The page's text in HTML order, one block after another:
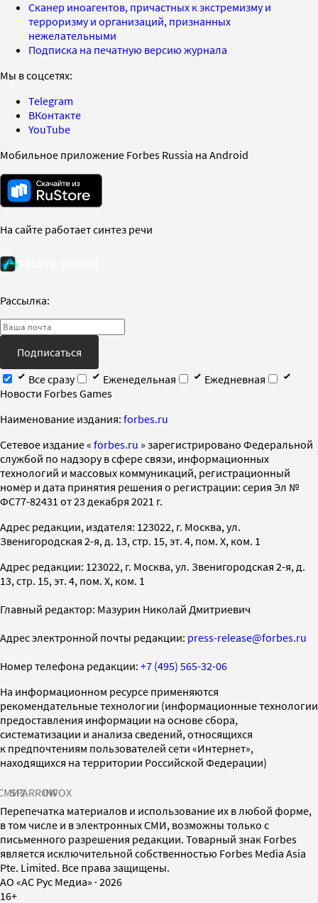
Сканер иноагентов, причастных к экстремизму и
терроризму и организаций, признанных
нежелательными
Подписка на печатную версию журнала
Мы в соцсетях:
Telegram
ВКонтакте
YouTube
Мобильное приложение Forbes Russia на Android
На сайте работает синтез речи
Рассылка:
Подписаться
Все сразу
Еженедельная
Ежедневная
Новости Forbes Games
Наименование издания: forbes.ru
Cетевое издание « forbes.ru » зарегистрировано Федеральной
службой по надзору в сфере связи, информационных
технологий и массовых коммуникаций, регистрационный
номер и дата принятия решения о регистрации: серия Эл №
ФС77-82431 от 23 декабря 2021 г.
Адрес редакции, издателя: 123022, г. Москва, ул.
Звенигородская 2-я, д. 13, стр. 15, эт. 4, пом. X, ком. 1
Адрес редакции: 123022, г. Москва, ул. Звенигородская 2-я, д.
13, стр. 15, эт. 4, пом. X, ком. 1
Главный редактор: Мазурин Николай Дмитриевич
Адрес электронной почты редакции: press-release@forbes.ru
Номер телефона редакции: +7 (495) 565-32-06
На информационном ресурсе применяются
рекомендательные технологии (информационные технологии
предоставления информации на основе сбора,
систематизации и анализа сведений, относящихся
к предпочтениям пользователей сети «Интернет»,
находящихся на территории Российской Федерации)
SPARROWINFOX
Перепечатка материалов и использование их в любой форме,
в том числе и в электронных СМИ, возможны только с
письменного разрешения редакции. Товарный знак Forbes
является исключительной собственностью Forbes Media Asia
Pte. Limited. Все права защищены.
AO «АС Рус Медиа» · 2026
16+